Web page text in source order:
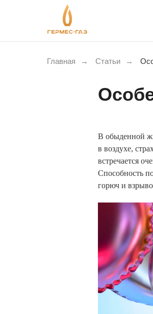
Главная → Статьи →
В обыденной
в воздухе,
встречается
Способность
горюч и